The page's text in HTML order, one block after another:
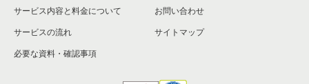
サービス内容と料金について
サービスの流れ
必要な資料・確認事項
お問い合わせ
サイトマップ